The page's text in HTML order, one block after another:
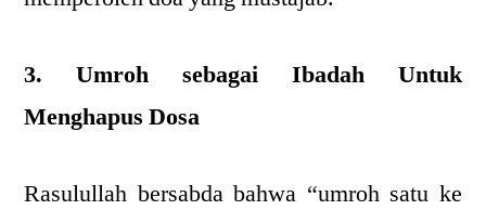
3. Umroh sebagai Ibadah Untuk
Menghapus Dosa
Rasulullah bersabda bahwa “umroh satu ke